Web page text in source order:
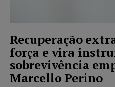
Recuperação
força e vira
sobrevivência
Marcello Perino